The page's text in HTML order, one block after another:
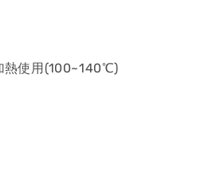
熱使用(100~140℃)